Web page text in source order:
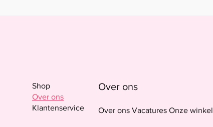
Shop
Over ons
Klantenservice
Over ons
Over ons Vacatures Onze winkel